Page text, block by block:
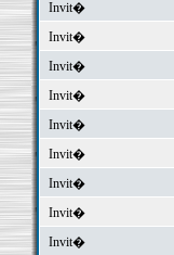
Invit�
Invit�
Invit�
Invit�
Invit�
Invit�
Invit�
Invit�
Invit�